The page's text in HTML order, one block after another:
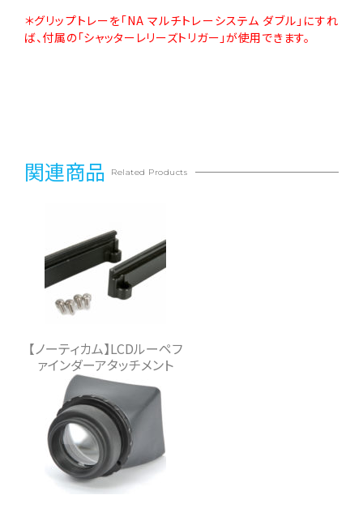
＊グリップトレーを「NA マルチトレーシステム ダブル」にすれ
ば、付属の「シャッターレリーズトリガー」が使用できます。
関連商品 Related Products
【ノーティカム】LCDルーペフ
ァインダーアタッチメント